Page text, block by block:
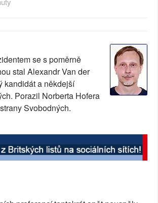
se s poměrně
stal Alexandr Van der
kandidát a někdejší
Porazil Norberta Hofera
Svobodných.